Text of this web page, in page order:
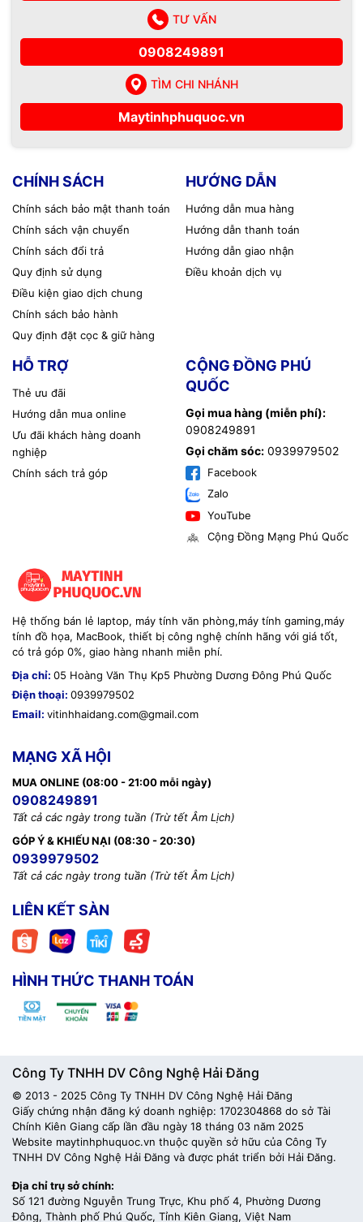
TƯ VẤN
0908249891
TÌM CHI NHÁNH
Maytinhphuquoc.vn
CHÍNH SÁCH
Chính sách bảo mật thanh toán
Chính sách vận chuyển
Chính sách đổi trả
Quy định sử dụng
Điều kiện giao dịch chung
Chính sách bảo hành
Quy định đặt cọc & giữ hàng
HƯỚNG DẪN
Hướng dẫn mua hàng
Hướng dẫn thanh toán
Hướng dẫn giao nhận
Điều khoản dịch vụ
HỖ TRỢ
Thẻ ưu đãi
Hướng dẫn mua online
Ưu đãi khách hàng doanh
nghiệp
Chính sách trả góp
CỘNG ĐỒNG PHÚ
QUỐC
Gọi mua hàng (miễn phí):
0908249891
Gọi chăm sóc: 0939979502
Facebook
Zalo
YouTube
Cộng Đồng Mạng Phú Quốc
Hệ thống bán lẻ laptop, máy tính văn phòng,máy tính gaming,máy
tính đồ họa, MacBook, thiết bị công nghệ chính hãng với giá tốt,
có trả góp 0%, giao hàng nhanh miễn phí.
Địa chỉ: 05 Hoàng Văn Thụ Kp5 Phường Dương Đông Phú Quốc
Điện thoại: 0939979502
Email: vitinhhaidang.com@gmail.com
MẠNG XÃ HỘI
MUA ONLINE (08:00 - 21:00 mỗi ngày)
0908249891
Tất cả các ngày trong tuần (Trừ tết Âm Lịch)
GÓP Ý & KHIẾU NẠI (08:30 - 20:30)
0939979502
Tất cả các ngày trong tuần (Trừ tết Âm Lịch)
LIÊN KẾT SÀN
HÌNH THỨC THANH TOÁN
Công Ty TNHH DV Công Nghệ Hải Đăng
© 2013 - 2025 Công Ty TNHH DV Công Nghệ Hải Đăng
Giấy chứng nhận đăng ký doanh nghiệp: 1702304868 do sở Tài
Chính Kiên Giang cấp lần đầu ngày 18 tháng 03 năm 2025
Website maytinhphuquoc.vn thuộc quyền sở hữu của Công Ty
TNHH DV Công Nghệ Hải Đăng và được phát triển bởi Hải Đăng.
Địa chỉ trụ sở chính:
Số 121 đường Nguyễn Trung Trực, Khu phố 4, Phường Dương
Đông, Thành phố Phú Quốc, Tỉnh Kiên Giang, Việt Nam